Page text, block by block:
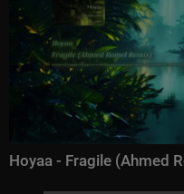
Hoyaa - Fragile (Ahmed